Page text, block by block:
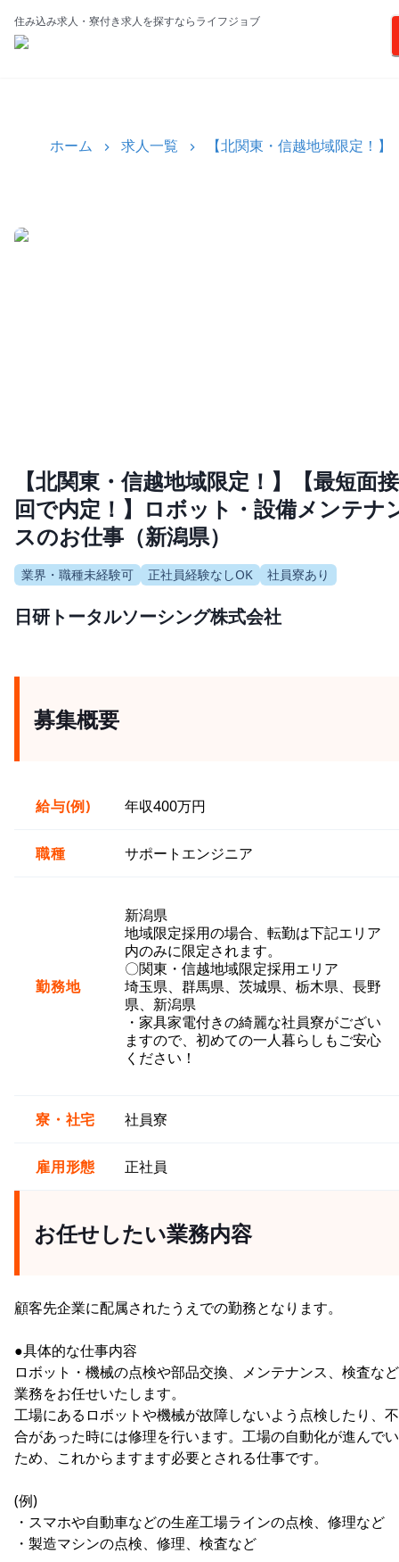
住み込み求人・寮付き求人を探すならライフジョブ
ホーム 求人一覧 【北関東・信越地域限定！
【北関東・信越地域限定！】【最短面
回で内定！】ロボット・設備メンテナ
スのお仕事（新潟県）
業界・職種未経験可 正社員経験なしOK 社員寮あり
日研トータルソーシング株式会社
募集概要
給与(例) 年収400万円
職種 サポートエンジニア
勤務地
新潟県
地域限定採用の場合、転勤は下記エリア
内のみに限定されます。
〇関東・信越地域限定採用エリア
埼玉県、群馬県、茨城県、栃木県、長野
県、新潟県
・家具家電付きの綺麗な社員寮がござい
ますので、初めての一人暮らしもご安心
ください！
寮・社宅 社員寮
雇用形態 正社員
お任せしたい業務内容
顧客先企業に配属されたうえでの勤務となります。
●具体的な仕事内容
ロボット・機械の点検や部品交換、メンテナンス、検査な
業務をお任せいたします。
工場にあるロボットや機械が故障しないよう点検したり、
合があった時には修理を行います。工場の自動化が進んで
ため、これからますます必要とされる仕事です。
(例)
・スマホや自動車などの生産工場ラインの点検、修理など
・製造マシンの点検、修理、検査など